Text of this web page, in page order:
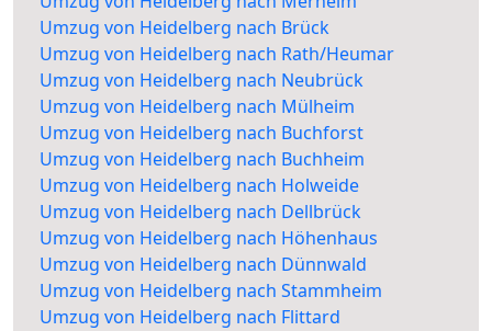
Umzug von Heidelberg nach Brück
Umzug von Heidelberg nach Rath/Heumar
Umzug von Heidelberg nach Neubrück
Umzug von Heidelberg nach Mülheim
Umzug von Heidelberg nach Buchforst
Umzug von Heidelberg nach Buchheim
Umzug von Heidelberg nach Holweide
Umzug von Heidelberg nach Dellbrück
Umzug von Heidelberg nach Höhenhaus
Umzug von Heidelberg nach Dünnwald
Umzug von Heidelberg nach Stammheim
Umzug von Heidelberg nach Flittard